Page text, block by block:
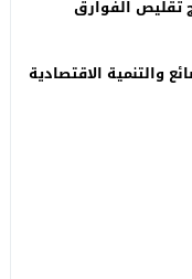
الفوارق
والتنمية الاقتصادية